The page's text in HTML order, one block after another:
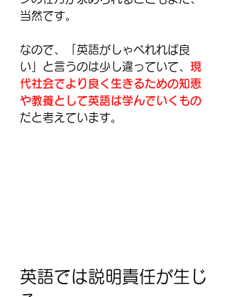
当然です。
なので、「英語がしゃべれれば良
い」と言うのは少し違っていて、 現
代社会でより良く生きるための知恵
や教養として英語は学んでいくもの
だと考えています。
英語では説明責任が生じ